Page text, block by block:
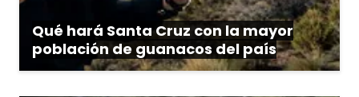
Qué hará Santa Cruz con la mayor
población de guanacos del país